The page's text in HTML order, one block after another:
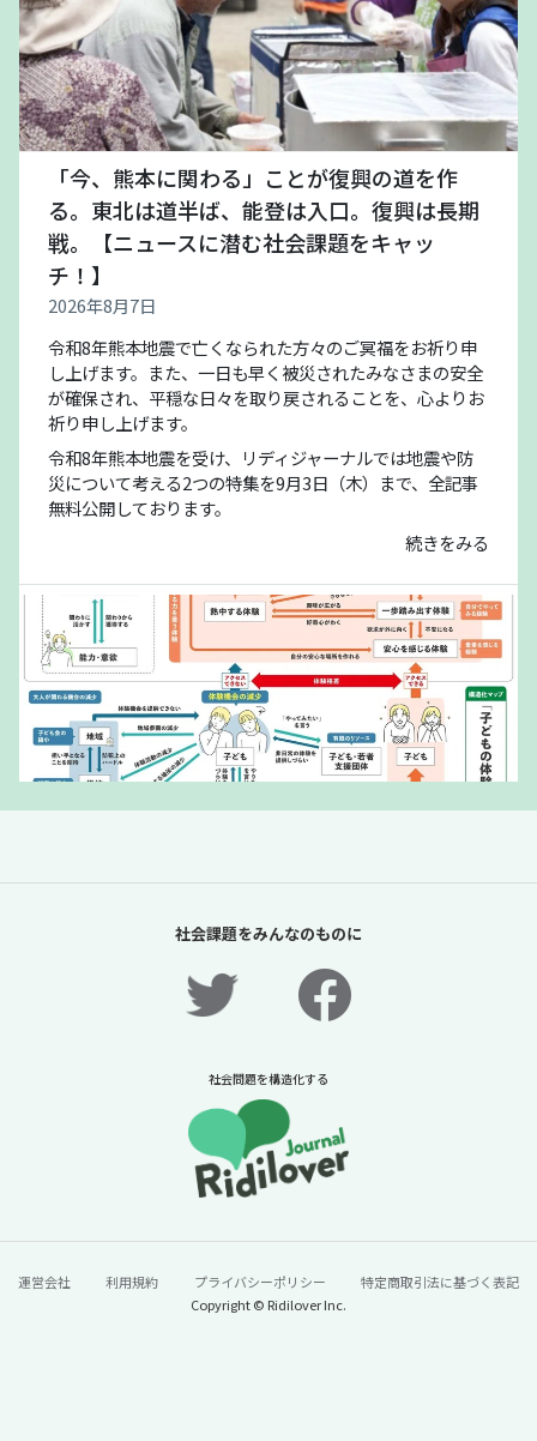
「今、熊本に関わる」ことが復興の道を作
る。東北は道半ば、能登は入口。復興は長期
戦。【ニュースに潜む社会課題をキャッ
チ！】
2026年8月7日
令和8年熊本地震で亡くなられた方々のご冥福をお祈り申
し上げます。また、一日も早く被災されたみなさまの安全
が確保され、平穏な日々を取り戻されることを、心よりお
祈り申し上げます。
令和8年熊本地震を受け、リディジャーナルでは地震や防
災について考える2つの特集を9月3日（木）まで、全記事
無料公開しております。
続きをみる
「夏休みの過ごし方は留守番」責任があるの
公開！】【ニュースに潜む社会課題をキャッ
社会課題をみんなのものに
社会問題を構造化する
運営会社 利用規約 プライバシーポリシー
特定商取引法に基づく表記
Copyright © Ridilover Inc.